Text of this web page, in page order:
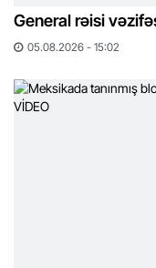
General rəisi
05.08.2026 - 15:02